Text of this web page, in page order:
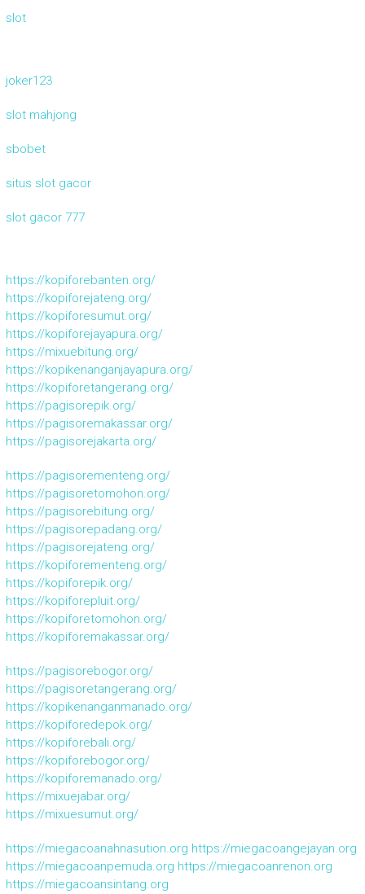
slot
joker123
slot mahjong
sbobet
situs slot gacor
slot gacor 777
https://kopiforebanten.org/
https://kopiforejateng.org/
https://kopiforesumut.org/
https://kopiforejayapura.org/
https://mixuebitung.org/
https://kopikenanganjayapura.org/
https://kopiforetangerang.org/
https://pagisorepik.org/
https://pagisoremakassar.org/
https://pagisorejakarta.org/
https://pagisorementeng.org/
https://pagisoretomohon.org/
https://pagisorebitung.org/
https://pagisorepadang.org/
https://pagisorejateng.org/
https://kopiforementeng.org/
https://kopiforepik.org/
https://kopiforepluit.org/
https://kopiforetomohon.org/
https://kopiforemakassar.org/
https://pagisorebogor.org/
https://pagisoretangerang.org/
https://kopikenanganmanado.org/
https://kopiforedepok.org/
https://kopiforebali.org/
https://kopiforebogor.org/
https://kopiforemanado.org/
https://mixuejabar.org/
https://mixuesumut.org/
https://miegacoanahnasution.org https://miegacoangejayan.org
https://miegacoanpemuda.org https://miegacoanrenon.org
https://miegacoansintang.org